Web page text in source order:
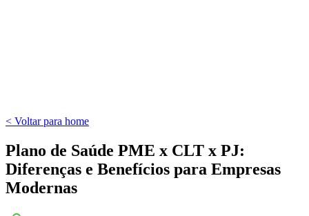
< Voltar para home
Plano de Saúde PME x CLT x PJ:
Diferenças e Benefícios para Empresas
Modernas